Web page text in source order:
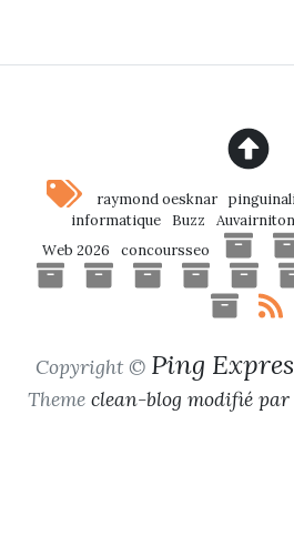
raymond oesknar
informatique
Buzz
Web 2026
concoursseo
Copyright © Ping
Theme clean-blog modifié